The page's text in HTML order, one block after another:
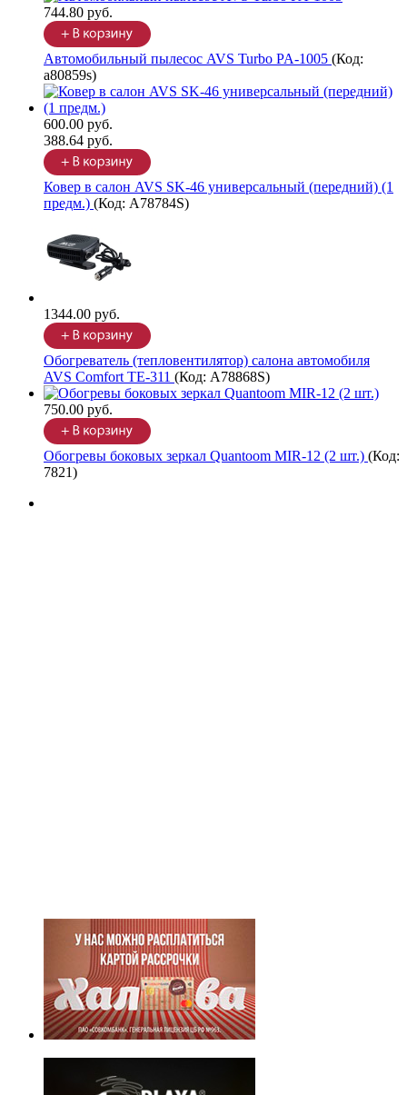
744.80 руб.
Автомобильный пылесос AVS Turbo PA-1005 (Код:
a80859s)
600.00 руб.
388.64 руб.
Ковер в салон AVS SK-46 универсальный (передний) (1
предм.) (Код: A78784S)
1344.00 руб.
Обогреватель (тепловентилятор) салона автомобиля
AVS Comfort TE-311 (Код: A78868S)
750.00 руб.
Обогревы боковых зеркал Quantoom MIR-12 (2 шт.) (Код:
7821)